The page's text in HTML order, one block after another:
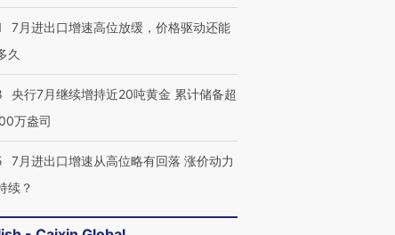
7月进出口增速高位放缓，价格驱动还能
久
央行7月继续增持近20吨黄金 累计储备超
万盎司
7月进出口增速从高位略有回落 涨价动力
续？